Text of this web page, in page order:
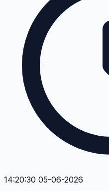
14:20:30 05-06-2026